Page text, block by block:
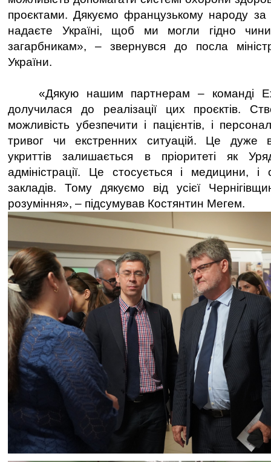
проєктами. Дякуємо французькому народу за
надаєте Україні, щоб ми могли гідно
загарбникам», – звернувся до посла
України.
«Дякую нашим партнерам – команді
долучилася до реалізації цих проєктів.
можливість убезпечити і пацієнтів, і
тривог чи екстренних ситуацій. Це дуже
укриттів залишається в пріоритеті як
адміністрації. Це стосується і медицини, і
закладів. Тому дякуємо від усієї
розуміння», – підсумував Костянтин Мегем.